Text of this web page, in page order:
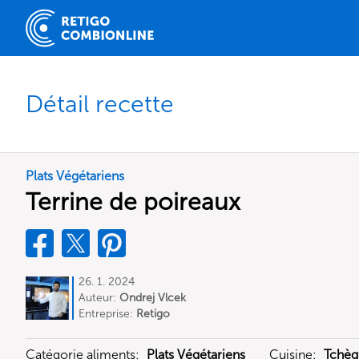
Détail recette
Plats Végétariens
Terrine de poireaux
26. 1. 2024
Auteur: Ondrej Vlcek
Entreprise: Retigo
Catégorie aliments: Plats Végétariens Cuisine: